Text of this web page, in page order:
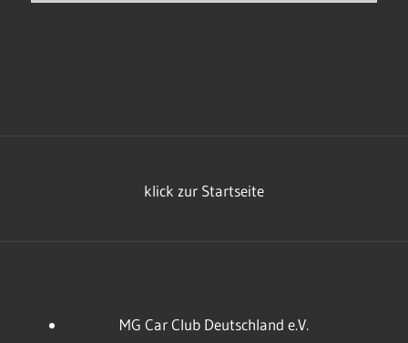
klick zur Startseite
MG Car Club Deutschland e.V.